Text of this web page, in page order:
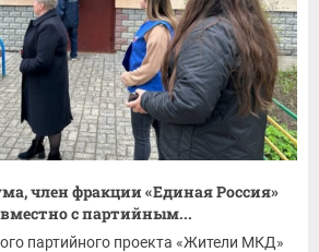
член фракции «Единая Россия»
с партийным...
партийного проекта «Жители МКД»